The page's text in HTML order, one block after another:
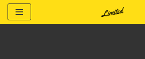
Saltar